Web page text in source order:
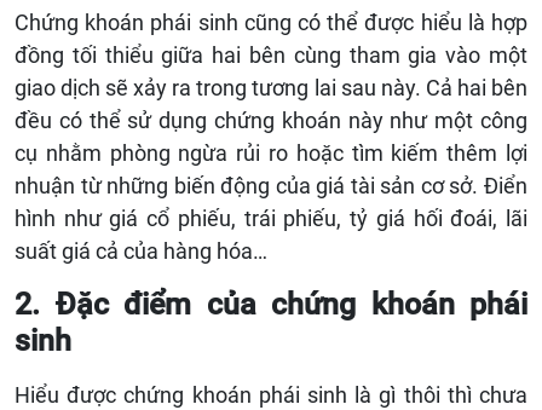
Chứng khoán phái sinh cũng có thể được hiểu là hợp
đồng tối thiểu giữa hai bên cùng tham gia vào một
giao dịch sẽ xảy ra trong tương lai sau này. Cả hai bên
đều có thể sử dụng chứng khoán này như một công
cụ nhằm phòng ngừa rủi ro hoặc tìm kiếm thêm lợi
nhuận từ những biến động của giá tài sản cơ sở. Điển
hình như giá cổ phiếu, trái phiếu, tỷ giá hối đoái, lãi
suất giá cả của hàng hóa…
2. Đặc điểm của chứng khoán phái
sinh
Hiểu được chứng khoán phái sinh là gì thôi thì chưa